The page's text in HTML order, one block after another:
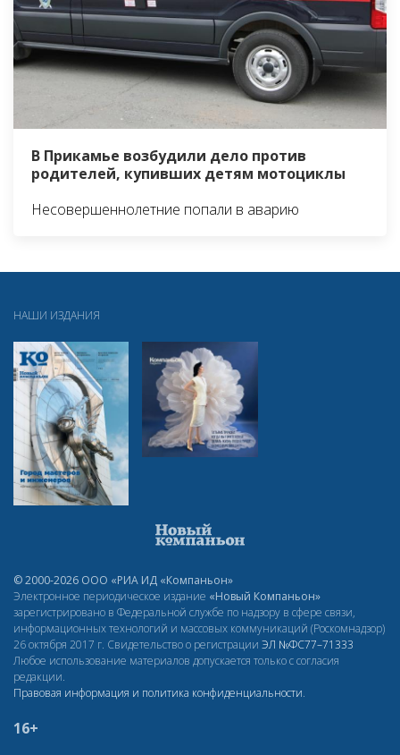
В Прикамье возбудили дело против
родителей, купивших детям мотоциклы
Несовершеннолетние попали в аварию
НАШИ ИЗДАНИЯ
© 2000-2026 ООО «РИА ИД «Компаньон»
Электронное периодическое издание «Новый Компаньон»
зарегистрировано в Федеральной службе по надзору в сфере связи,
информационных технологий и массовых коммуникаций (Роскомнадзор)
26 октября 2017 г. Свидетельство о регистрации ЭЛ №ФС77–71333
Любое использование материалов допускается только с согласия
редакции.
Правовая информация и политика конфиденциальности.
16+